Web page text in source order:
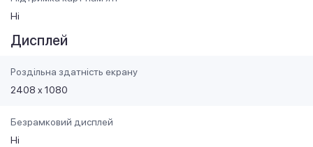
Ні
Дисплей
Роздільна здатність екрану
2408 x 1080
Безрамковий дисплей
Ні